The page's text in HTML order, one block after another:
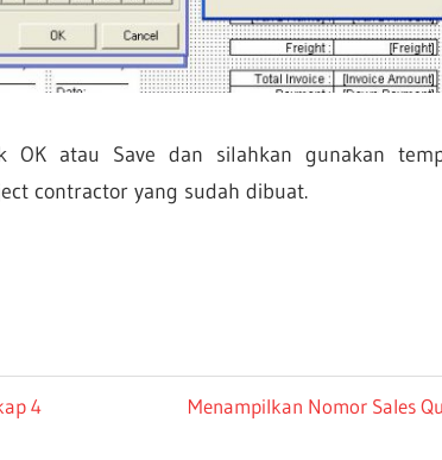
OK atau Save dan silahkan gunakan
contractor yang sudah dibuat.
4
Next
Menampilkan Nomor Sales